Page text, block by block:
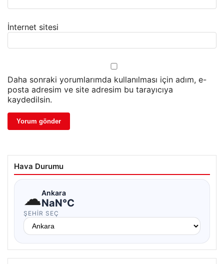
İnternet sitesi
Daha sonraki yorumlarımda kullanılması için adım, e-
posta adresim ve site adresim bu tarayıcıya
kaydedilsin.
Hava Durumu
☁Ankara
NaN°C
ŞEHIR SEÇ